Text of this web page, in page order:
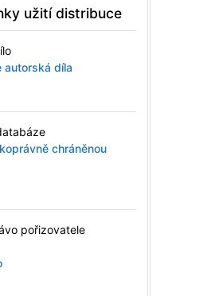
užití distribuce
autorská díla
chráněnou
pořizovatele